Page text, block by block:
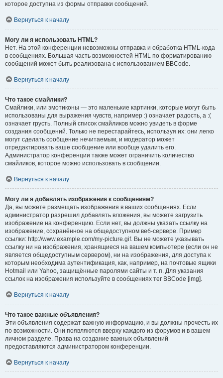
которое доступна из формы отправки сообщений.
Вернуться к началу
Могу ли я использовать HTML?
Нет. На этой конференции невозможны отправка и обработка HTML-кода
в сообщениях. Большая часть возможностей HTML по форматированию
сообщений может быть реализована с использованием BBCode.
Вернуться к началу
Что такое смайлики?
Смайлики, или эмотиконы — это маленькие картинки, которые могут быть
использованы для выражения чувств, например :) означает радость, а :(
означает грусть. Полный список смайликов можно увидеть в форме
создания сообщений. Только не перестарайтесь, используя их: они легко
могут сделать сообщение нечитаемым, и модератор может
отредактировать ваше сообщение или вообще удалить его.
Администратор конференции также может ограничить количество
смайликов, которое можно использовать в сообщении.
Вернуться к началу
Могу ли я добавлять изображения к сообщениям?
Да, вы можете размещать изображения в ваших сообщениях. Если
администратор разрешил добавлять вложения, вы можете загрузить
изображение на конференцию. Если нет, вы должны указать ссылку на
изображение, сохранённое на общедоступном веб-сервере. Пример
ссылки: http://www.example.com/my-picture.gif. Вы не можете указывать
ссылку ни на изображения, хранящиеся на вашем компьютере (если он не
является общедоступным сервером), ни на изображения, для доступа к
которым необходима аутентификация, как, например, на почтовые ящики
Hotmail или Yahoo, защищённые паролями сайты и т. п. Для указания
ссылок на изображения используйте в сообщениях тег BBCode [img].
Вернуться к началу
Что такое важные объявления?
Эти объявления содержат важную информацию, и вы должны прочесть их
по возможности. Они появляются вверху каждого из форумов и в вашем
личном разделе. Права на создание важных объявлений
предоставляются администратором конференции.
Вернуться к началу